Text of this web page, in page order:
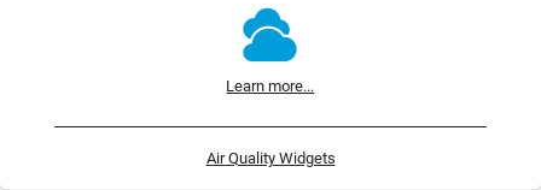
Learn more...
Air Quality Widgets